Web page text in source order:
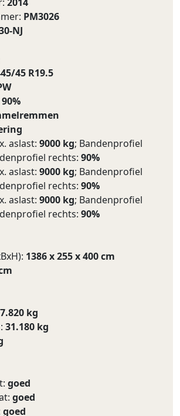
PM3026
NJ
45 R19.5
90%
aslast: 9000 kg; Bandenprofiel
rechts: 90%
aslast: 9000 kg; Bandenprofiel
rechts: 90%
aslast: 9000 kg; Bandenprofiel
rechts: 90%
1386 x 255 x 400 cm
7.820 kg
31.180 kg
goed
goed
goed